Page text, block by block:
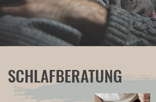
SCHLAFBERATUNG